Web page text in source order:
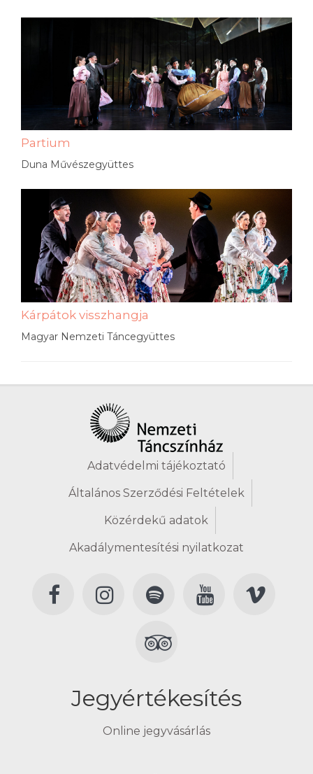
Partium
Duna Művészegyüttes
Kárpátok visszhangja
Magyar Nemzeti Táncegyüttes
Adatvédelmi tájékoztató
Általános Szerződési Feltételek
Közérdekű adatok
Akadálymentesítési nyilatkozat
Jegyértékesítés
Online jegyvásárlás